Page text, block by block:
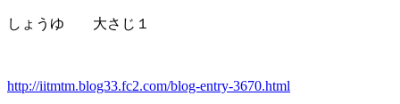
しょうゆ 大さじ１
http://iitmtm.blog33.fc2.com/blog-entry-3670.html